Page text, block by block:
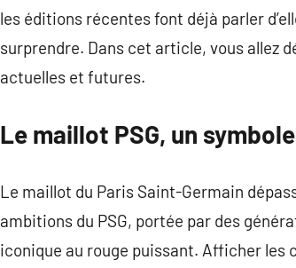
les éditions récentes font déjà parler
surprendre. Dans cet article, vous allez
actuelles et futures.
Le maillot PSG, un
Le maillot du Paris Saint-Germain
ambitions du PSG, portée par des
iconique au rouge puissant. Afficher les